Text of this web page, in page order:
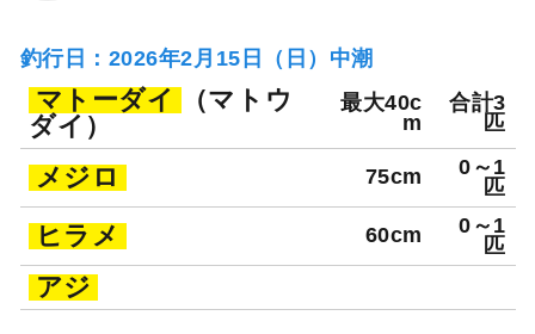
釣行日：2026年2月15日（日）中潮
マトーダイ
（マトウ
ダイ）
最大40c
m
合計3
匹
メジロ 75cm
0～1
匹
ヒラメ 60cm
0～1
匹
アジ